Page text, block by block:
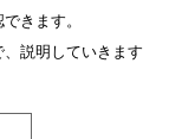
きます。
説明していきます